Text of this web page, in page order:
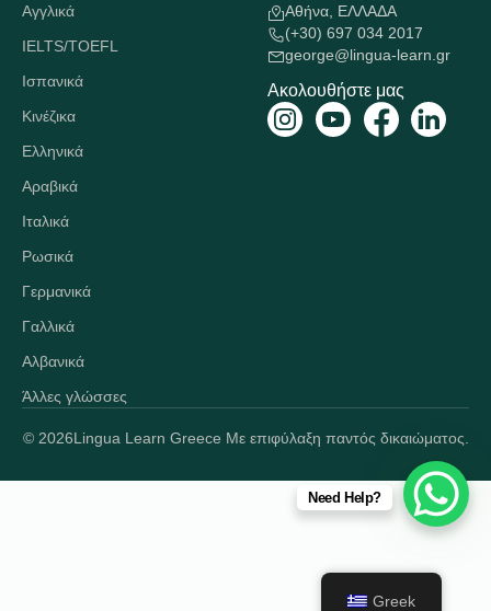
Αγγλικά
IELTS/TOEFL
Ισπανικά
Κινέζικα
Ελληνικά
Αραβικά
Ιταλικά
Ρωσικά
Γερμανικά
Γαλλικά
Αλβανικά
Άλλες γλώσσες
Αθήνα, ΕΛΛΑΔΑ
(+30) 697 034 2017
george@lingua-learn.gr
Ακολουθήστε μας
© 2026Lingua Learn Greece Με επιφύλαξη παντός δικαιώματος.
Need Help?
Greek